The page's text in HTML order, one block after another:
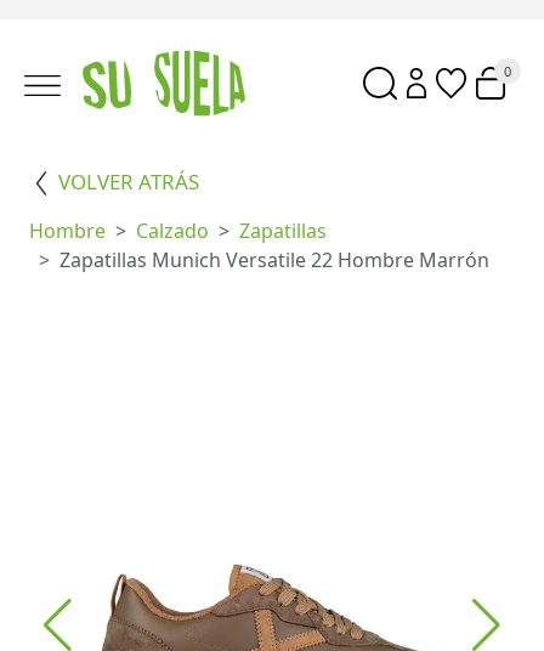
0
VOLVER ATRÁS
Hombre Calzado
Zapatillas
Zapatillas Munich Versatile 22 Hombre Marrón